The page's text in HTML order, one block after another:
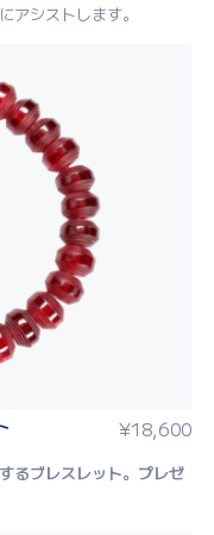
アシストします。
¥18,600
るブレスレット。 プレゼ